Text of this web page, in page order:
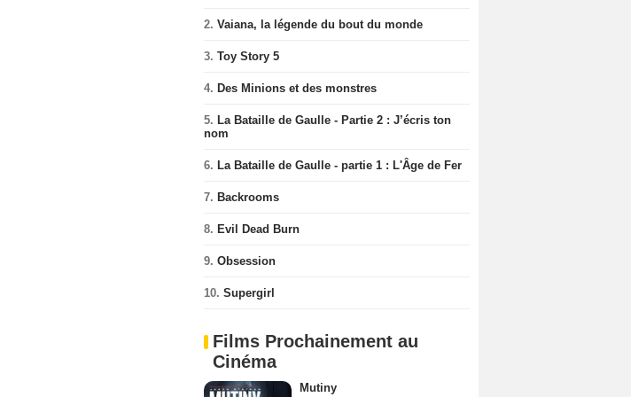
2. Vaiana, la légende du bout du monde
3. Toy Story 5
4. Des Minions et des monstres
5. La Bataille de Gaulle - Partie 2 : J’écris ton
nom
6. La Bataille de Gaulle - partie 1 : L'Âge de Fer
7. Backrooms
8. Evil Dead Burn
9. Obsession
10. Supergirl
Films Prochainement au
Cinéma
Mutiny